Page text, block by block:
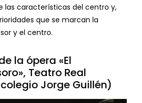
las características del centro y,
que se marcan la
y el centro.
la ópera «El
Teatro Real
Jorge Guillén)